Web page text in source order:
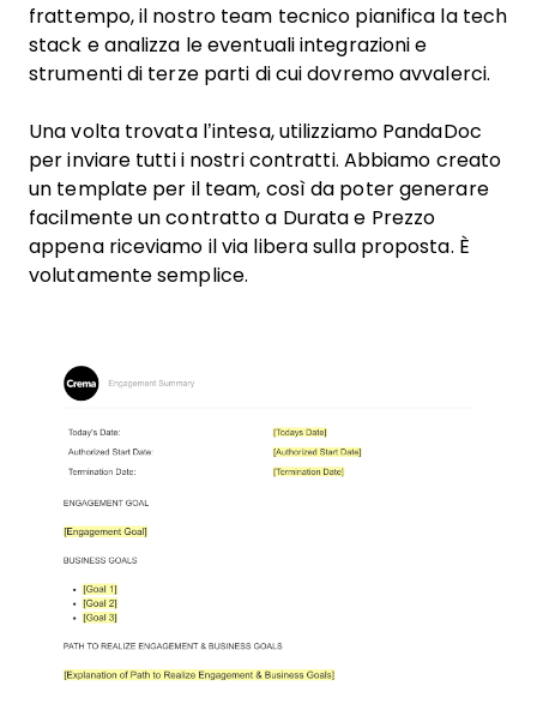
frattempo, il nostro team tecnico pianifica la tech
stack e analizza le eventuali integrazioni e
strumenti di terze parti di cui dovremo avvalerci.
Una volta trovata l’intesa, utilizziamo PandaDoc
per inviare tutti i nostri contratti. Abbiamo creato
un template per il team, così da poter generare
facilmente un contratto a Durata e Prezzo
appena riceviamo il via libera sulla proposta. È
volutamente semplice.